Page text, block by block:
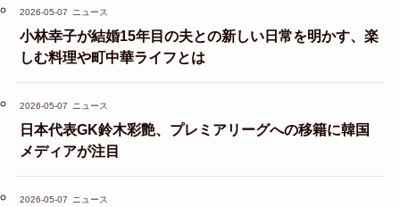
2026-05-07 ニュース
小林幸子が結婚15年目の夫との新しい日常を明かす、楽
しむ料理や町中華ライフとは
2026-05-07 ニュース
日本代表GK鈴木彩艶、プレミアリーグへの移籍に韓国
メディアが注目
2026-05-07 ニュース